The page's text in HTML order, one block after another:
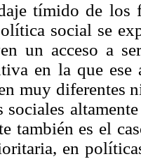
tímido de los
social se
un acceso a
en la que ese
muy diferentes
sociales
también es el
en